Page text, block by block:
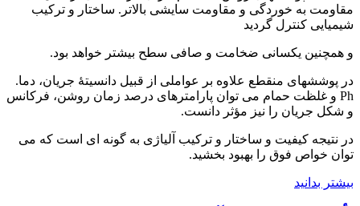
مقاومت به خوردگی و مقاومت سایشی بالاتر. ساختار و ترکیب
شیمیایی کنترل گردید
و همچنین یکسانی ضخامت و صافی سطح بیشتر خواهد بود.
در پوششهای منقطع علاوه بر عواملی از قبیل دانسیتۀ جریان، دما.
Ph و غلظت حمام می توان پارامترهای درصد زمان روشن، فرکانس
و شکل جریان را نیز مؤثر دانست.
در نتیجه کیفیت و ساختار و ترکیب آلیاژی به گونه ای است که می
توان خواص فوق را بهبود بخشید.
بیشتر بدانید